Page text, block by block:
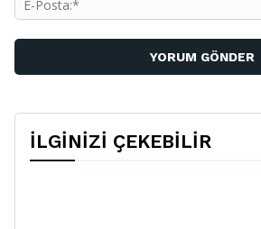
İLGİNİZİ ÇEKEBİLİR